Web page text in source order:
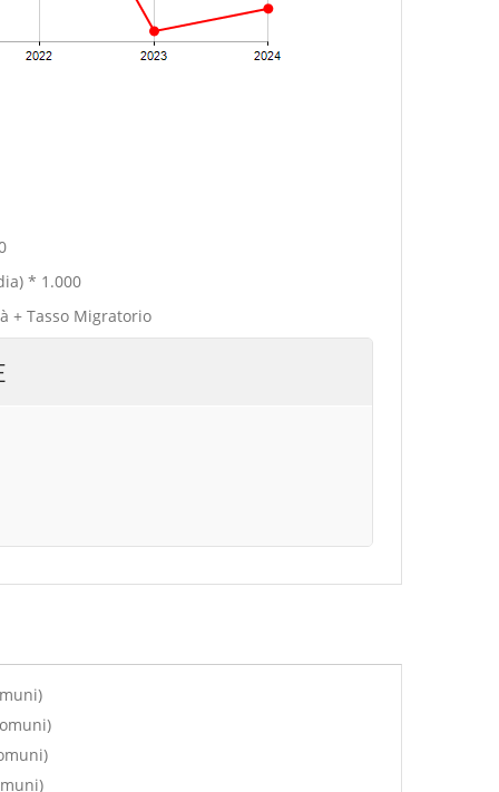
* 1.000
+ Tasso Migratorio